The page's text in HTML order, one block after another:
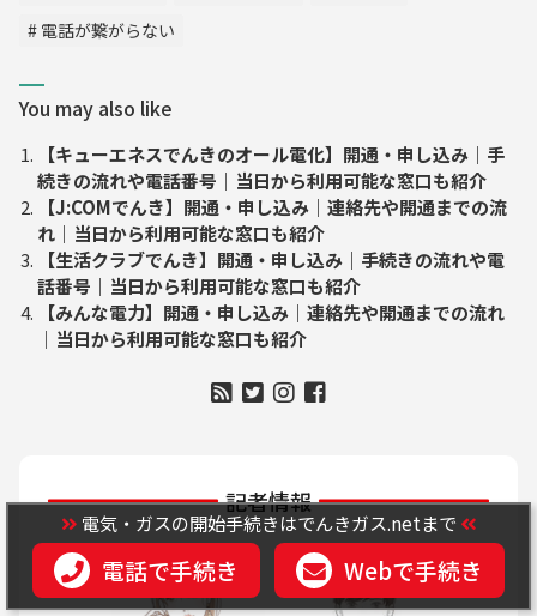
電話が繋がらない
You may also like
【キューエネスでんきのオール電化】開通・申し込み｜手
続きの流れや電話番号｜当日から利用可能な窓口も紹介
【J:COMでんき】開通・申し込み｜連絡先や開通までの流
れ｜当日から利用可能な窓口も紹介
【生活クラブでんき】開通・申し込み｜手続きの流れや電
話番号｜当日から利用可能な窓口も紹介
【みんな電力】開通・申し込み｜連絡先や開通までの流れ
｜当日から利用可能な窓口も紹介
記者情報
電気・ガスの開始手続きはでんきガス.netまで
電話で手続き Webで手続き